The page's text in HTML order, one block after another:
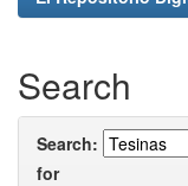
Search
Search:
for